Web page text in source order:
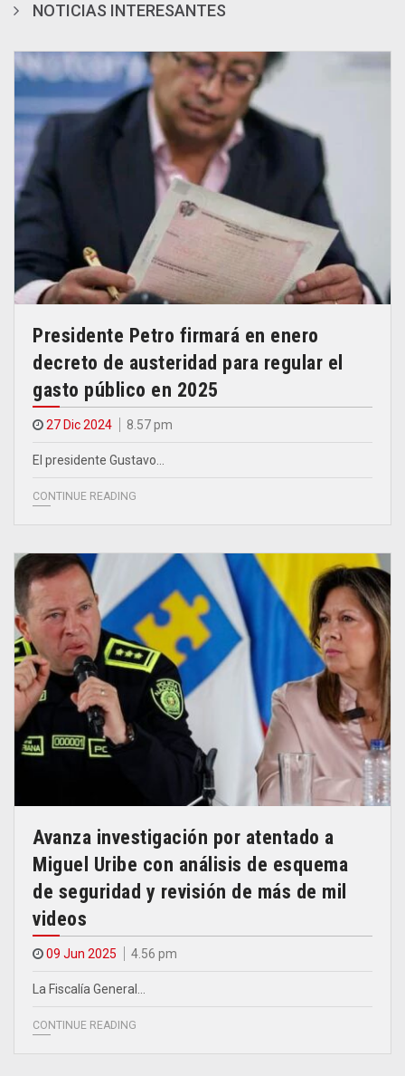
NOTICIAS INTERESANTES
Presidente Petro firmará en enero
decreto de austeridad para regular el
gasto público en 2025
27 Dic 2024 8.57 pm
El presidente Gustavo…
CONTINUE READING
Avanza investigación por atentado a
Miguel Uribe con análisis de esquema
de seguridad y revisión de más de mil
videos
09 Jun 2025 4.56 pm
La Fiscalía General…
CONTINUE READING